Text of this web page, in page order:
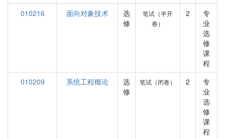
010216
面向对象技术
选
修
笔试（半开
卷）
2
专
业
选
修
课
程
010209
系统工程概论
选
修
笔试（闭卷） 2
专
业
选
修
课
程